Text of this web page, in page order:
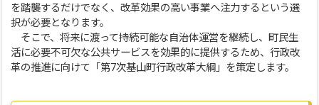
を踏襲するだけでなく、改革効果の高い事業へ注力するという選
択が必要となります。
そこで、将来に渡って持続可能な自治体運営を継続し、町民生
活に必要不可欠な公共サービスを効果的に提供するため、行政改
革の推進に向けて「第7次基山町行政改革大綱」を策定します。